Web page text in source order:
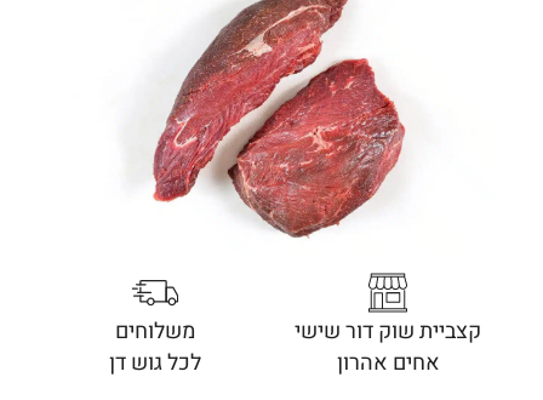
קצביית שוק דור שישי
אחים אהרון
משלוחים
לכל גוש דן